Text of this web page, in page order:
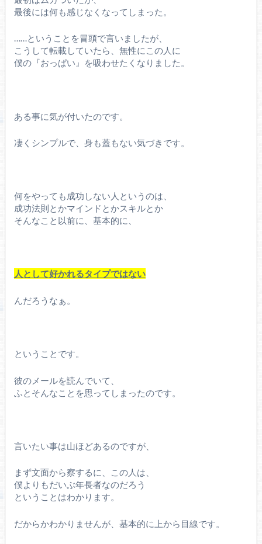
最後には何も感じなくなってしまった。
……ということを冒頭で言いましたが、
こうして転載していたら、無性にこの人に
僕の『おっぱい』を吸わせたくなりました。
ある事に気が付いたのです。
凄くシンプルで、身も蓋もない気づきです。
何をやっても成功しない人というのは、
成功法則とかマインドとかスキルとか
そんなこと以前に、基本的に、
人として好かれるタイプではない
んだろうなぁ。
ということです。
彼のメールを読んでいて、
ふとそんなことを思ってしまったのです。
言いたい事は山ほどあるのですが、
まず文面から察するに、この人は、
僕よりもだいぶ年長者なのだろう
ということはわかります。
だからかわかりませんが、基本的に上から目線です。